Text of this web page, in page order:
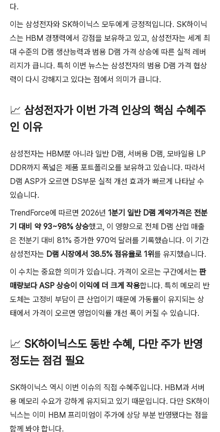
다.
이는 삼성전자와 SK하이닉스 모두에게 긍정적입니다. SK하이닉
스는 HBM 경쟁력에서 강점을 보유하고 있고, 삼성전자는 세계 최
대 수준의 D램 생산능력과 범용 D램 가격 상승에 따른 실적 레버
리지가 큽니다. 특히 이번 뉴스는 삼성전자의 범용 D램 가격 협상
력이 다시 강해지고 있다는 점에서 의미가 큽니다.
📈 삼성전자가 이번 가격 인상의 핵심 수혜주
인 이유
삼성전자는 HBM뿐 아니라 일반 D램, 서버용 D램, 모바일용 LP
DDR까지 폭넓은 제품 포트폴리오를 보유하고 있습니다. 따라서
D램 ASP가 오르면 DS부문 실적 개선 효과가 빠르게 나타날 수
있습니다.
TrendForce에 따르면 2026년 1분기 일반 D램 계약가격은 전분
기 대비 약 93~98% 상승했고, 이 영향으로 전체 D램 산업 매출
은 전분기 대비 81% 증가한 970억 달러를 기록했습니다. 이 기간
삼성전자는 D램 시장에서 38.5% 점유율로 1위를 유지했습니다.
이 수치는 중요한 의미가 있습니다. 가격이 오르는 구간에서는 판
매량보다 ASP 상승이 이익에 더 크게 작용합니다. 특히 메모리 반
도체는 고정비 부담이 큰 산업이기 때문에 가동률이 유지되는 상
태에서 가격이 오르면 영업이익률 개선 폭이 커질 수 있습니다.
📈 SK하이닉스도 동반 수혜, 다만 주가 반영
정도는 점검 필요
SK하이닉스 역시 이번 이슈의 직접 수혜주입니다. HBM과 서버
용 메모리 수요가 강하게 유지되고 있기 때문입니다. 다만 SK하이
닉스는 이미 HBM 프리미엄이 주가에 상당 부분 반영됐다는 점을
함께 봐야 합니다.